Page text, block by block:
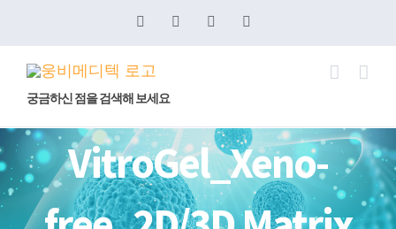
텐
건
너
뛰
기
Blogger YouTubeFacebook
일
궁금하신 점을 검색해 보세요
VitroGel_Xeno-